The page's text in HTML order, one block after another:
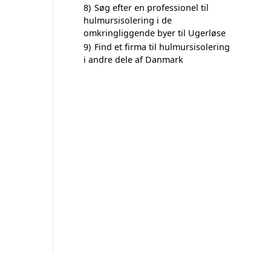
8) Søg efter en professionel til
hulmursisolering i de
omkringliggende byer til Ugerløse
9) Find et firma til hulmursisolering
i andre dele af Danmark